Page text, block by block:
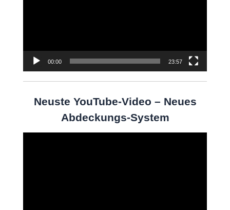
00:00 23:57
Neuste YouTube-Video – Neues
Abdeckungs-System